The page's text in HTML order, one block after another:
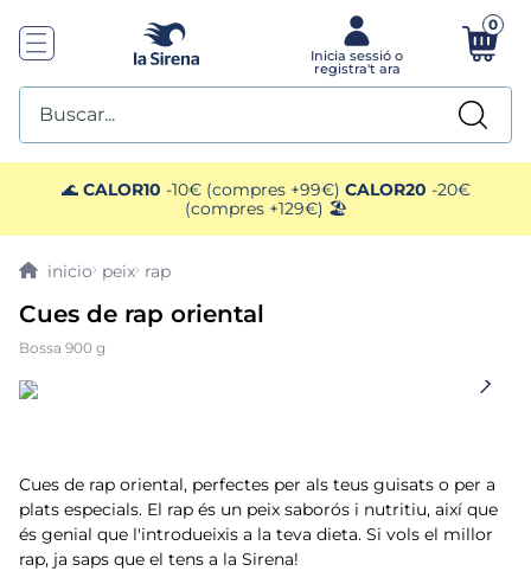
0
Buscar...
🌊 CALOR10 -10€ (compres +99€) CALOR20 -20€
(compres +129€) 🏖️
peix rap
Cues de rap oriental
Bossa 900 g
Cues de rap oriental, perfectes per als teus guisats o per a
plats especials. El rap és un peix saborós i nutritiu, així que
és genial que l'introdueixis a la teva dieta. Si vols el millor
rap, ja saps que el tens a la Sirena!
TOP SEARCHES
1. mejillones
3. mango
ensaladilla
6. gelats sirena